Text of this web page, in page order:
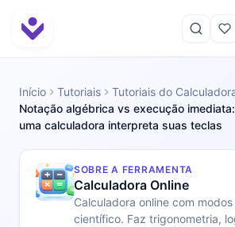
Início Tutoriais
Tutoriais do
Notação algébrica vs execução
uma calculadora interpreta suas teclas
SOBRE A FERRAMENTA
Calculadora Online
Calculadora online com
científico. Faz trigonometria,